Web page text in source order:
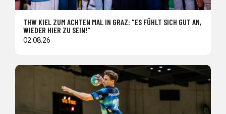
THW KIEL ZUM ACHTEN MAL IN GRAZ: "ES FÜHLT SICH GUT AN,
WIEDER HIER ZU SEIN!"
02.08.26